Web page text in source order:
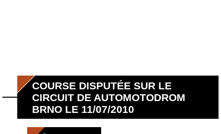
COURSE DISPUTÉE SUR LE
CIRCUIT DE AUTOMOTODROM
BRNO LE 11/07/2010